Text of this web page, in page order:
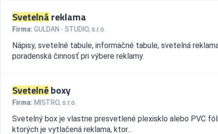
Svetelnáreklama
Firma: GULDAN - STUDIO, s.r.o.
Nápisy, svetelné tabule, informačné tabule, svetelná
poradenská činnosť pri výbere reklamy.
Svetelnéboxy
Firma: MISTRO, s.r.o.
Svetelný box je vlastne presvetlené plexisklo alebo PVC
ktorých je vytlačená reklama, ktor...